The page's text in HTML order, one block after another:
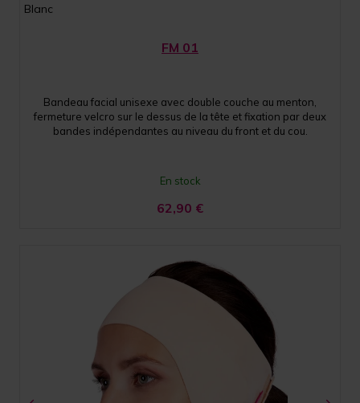
Blanc
FM 01
Bandeau facial unisexe avec double couche au menton,
fermeture velcro sur le dessus de la tête et fixation par deux
bandes indépendantes au niveau du front et du cou.
En stock
62,90 €